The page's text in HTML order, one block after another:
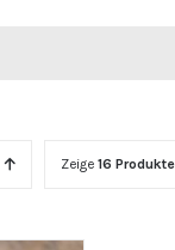
Zeige 16 Produkte